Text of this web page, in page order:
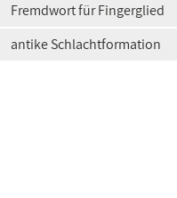
Fremdwort für Fingerglied
antike Schlachtformation